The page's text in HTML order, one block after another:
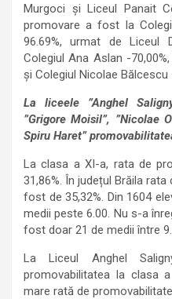
Murgoci și Liceul Panait
promovare a fost la
96.69%, urmat de Liceul
Colegiul Ana Aslan -
și Colegiul Nicolae Bălcescu
La liceele ”Anghel
”Grigore Moisil”, ”Nicolae
Spiru Haret”
La clasa a XI-a, rata de
31,86%. În județul Brăila
fost de 35,32%. Din 1604
medii peste 6.00. Nu s-a
fost doar 21 de medii între
La Liceul Anghel
promovabilitatea la clasa
mare rată de